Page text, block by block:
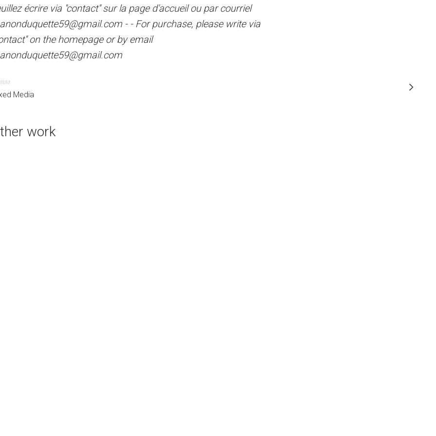
in any direction you want - Pour achat,
sur la page d'accueil ou par courriel
- - For purchase, please write via
or by email
page d'accueil ou par courriel manonduquette59@gmail.com - - For
purchase, please write via ''contact'' on the homepage or by email
manonduquette59@gmail.com
écrire via ''contact'' sur la page d'accueil ou par courriel
- - For purchase, please write via
on the homepage or by email
Media
work